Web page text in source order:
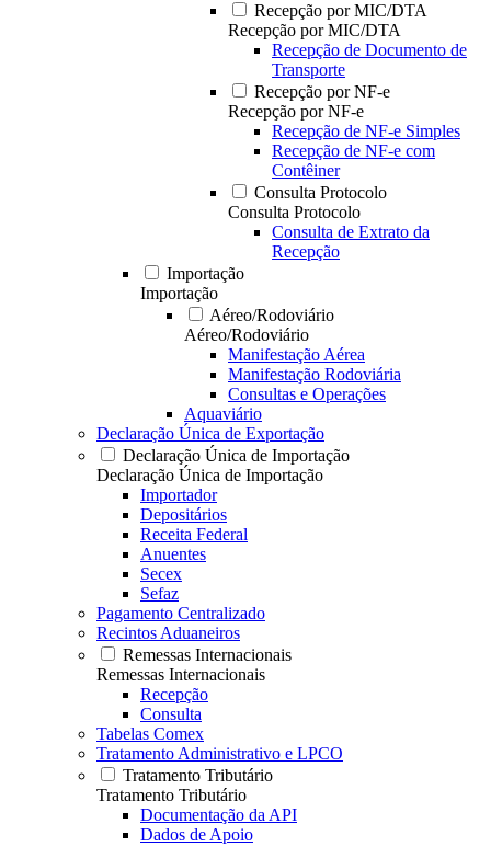
Recepção por MIC/DTA
Recepção por MIC/DTA
Recepção de Documento de
Transporte
Recepção por NF-e
Recepção por NF-e
Recepção de NF-e Simples
Recepção de NF-e com
Contêiner
Consulta Protocolo
Consulta Protocolo
Consulta de Extrato da
Recepção
Importação
Importação
Aéreo/Rodoviário
Aéreo/Rodoviário
Manifestação Aérea
Manifestação Rodoviária
Consultas e Operações
Aquaviário
Declaração Única de Exportação
Declaração Única de Importação
Declaração Única de Importação
Importador
Depositários
Receita Federal
Anuentes
Secex
Sefaz
Pagamento Centralizado
Recintos Aduaneiros
Remessas Internacionais
Remessas Internacionais
Recepção
Consulta
Tabelas Comex
Tratamento Administrativo e LPCO
Tratamento Tributário
Tratamento Tributário
Documentação da API
Dados de Apoio